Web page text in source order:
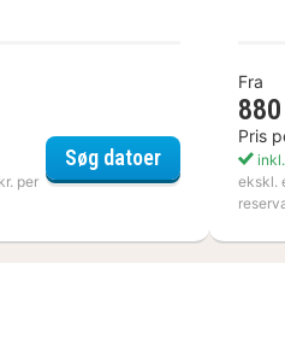
per
Søg datoerBest Western
Fra
Pris
ekskl.